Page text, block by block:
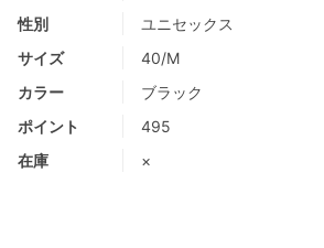
性別
ユニセックス
サイズ
40/M
カラー
ブラック
ポイント
495
在庫
×